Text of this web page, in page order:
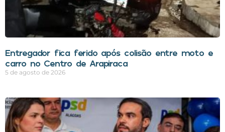
Entregador fica ferido após colisão entre moto e
carro no Centro de Arapiraca
5 de agosto de 2026